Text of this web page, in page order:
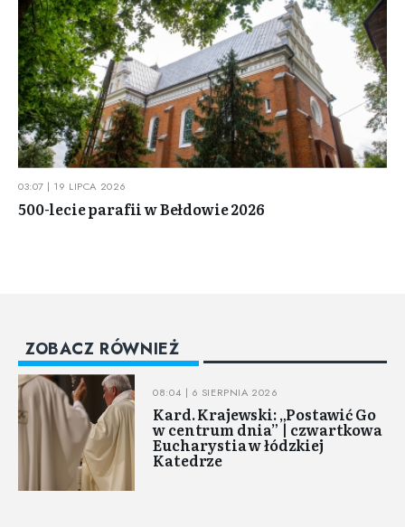
03:07 | 19 LIPCA 2026
500-lecie parafii w Bełdowie 2026
ZOBACZ RÓWNIEŻ
08:04 | 6 SIERPNIA 2026
Kard. Krajewski: „Postawić Go
w centrum dnia” | czwartkowa
Eucharystia w łódzkiej
Katedrze